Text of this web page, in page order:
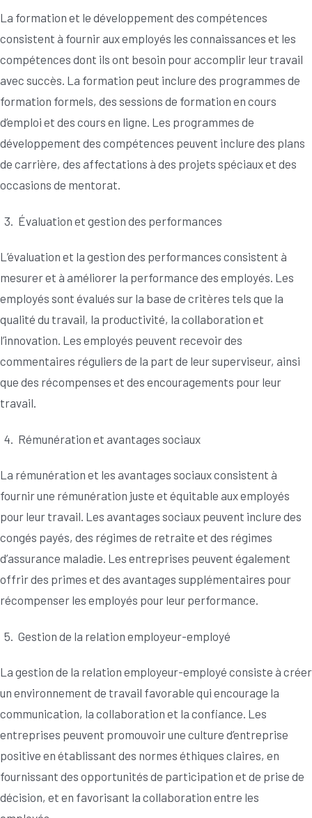
La formation et le développement des compétences
consistent à fournir aux employés les connaissances et les
compétences dont ils ont besoin pour accomplir leur travail
avec succès. La formation peut inclure des programmes de
formation formels, des sessions de formation en cours
d’emploi et des cours en ligne. Les programmes de
développement des compétences peuvent inclure des plans
de carrière, des affectations à des projets spéciaux et des
occasions de mentorat.
Évaluation et gestion des performances
L’évaluation et la gestion des performances consistent à
mesurer et à améliorer la performance des employés. Les
employés sont évalués sur la base de critères tels que la
qualité du travail, la productivité, la collaboration et
l’innovation. Les employés peuvent recevoir des
commentaires réguliers de la part de leur superviseur, ainsi
que des récompenses et des encouragements pour leur
travail.
Rémunération et avantages sociaux
La rémunération et les avantages sociaux consistent à
fournir une rémunération juste et équitable aux employés
pour leur travail. Les avantages sociaux peuvent inclure des
congés payés, des régimes de retraite et des régimes
d’assurance maladie. Les entreprises peuvent également
offrir des primes et des avantages supplémentaires pour
récompenser les employés pour leur performance.
Gestion de la relation employeur-employé
La gestion de la relation employeur-employé consiste à créer
un environnement de travail favorable qui encourage la
communication, la collaboration et la confiance. Les
entreprises peuvent promouvoir une culture d’entreprise
positive en établissant des normes éthiques claires, en
fournissant des opportunités de participation et de prise de
décision, et en favorisant la collaboration entre les